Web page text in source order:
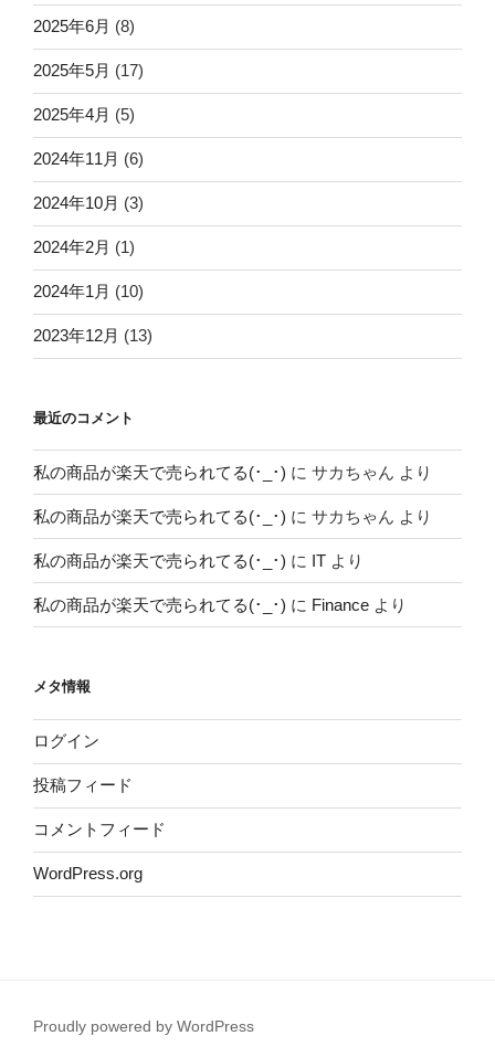
2025年6月 (8)
2025年5月 (17)
2025年4月 (5)
2024年11月 (6)
2024年10月 (3)
2024年2月 (1)
2024年1月 (10)
2023年12月 (13)
最近のコメント
私の商品が楽天で売られてる(･_･) に サカちゃん より
私の商品が楽天で売られてる(･_･) に サカちゃん より
私の商品が楽天で売られてる(･_･) に IT より
私の商品が楽天で売られてる(･_･) に Finance より
メタ情報
ログイン
投稿フィード
コメントフィード
WordPress.org
Proudly powered by WordPress